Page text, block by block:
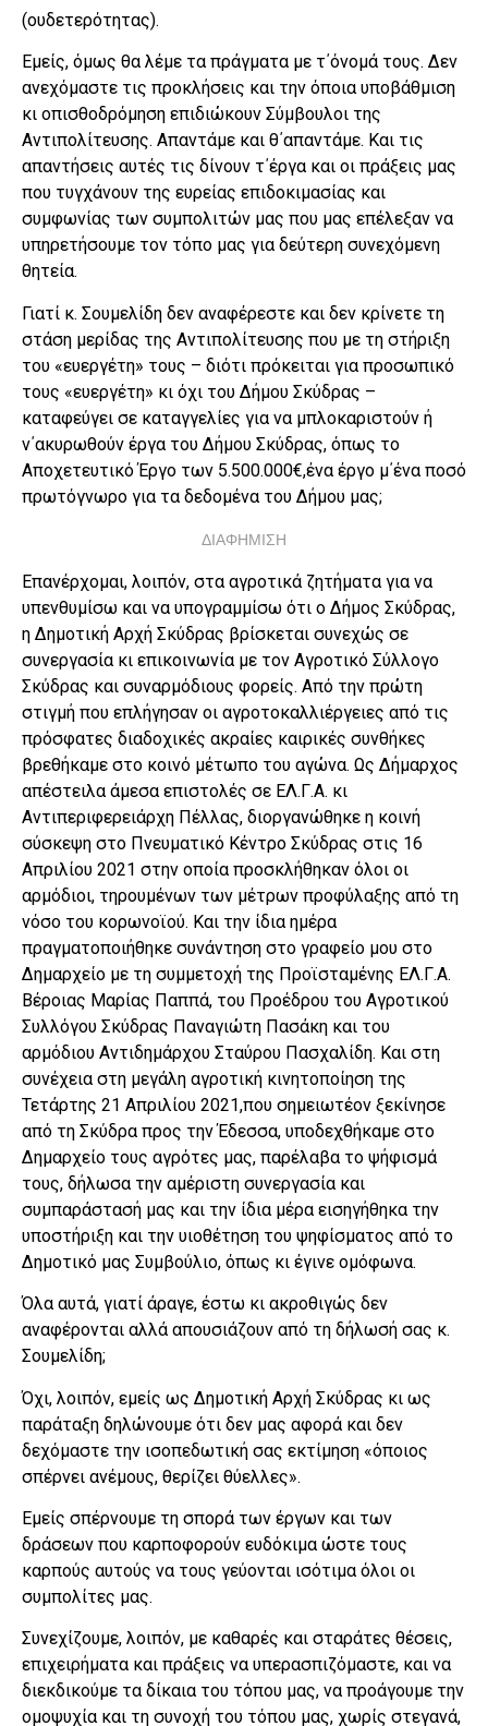
(ουδετερότητας).
Εμείς, όμως θα λέμε τα πράγματα με τ΄όνομά τους. Δεν
ανεχόμαστε τις προκλήσεις και την όποια υποβάθμιση
κι οπισθοδρόμηση επιδιώκουν Σύμβουλοι της
Αντιπολίτευσης. Απαντάμε και θ΄απαντάμε. Και τις
απαντήσεις αυτές τις δίνουν τ΄έργα και οι πράξεις μας
που τυγχάνουν της ευρείας επιδοκιμασίας και
συμφωνίας των συμπολιτών μας που μας επέλεξαν να
υπηρετήσουμε τον τόπο μας για δεύτερη συνεχόμενη
θητεία.
Γιατί κ. Σουμελίδη δεν αναφέρεστε και δεν κρίνετε τη
στάση μερίδας της Αντιπολίτευσης που με τη στήριξη
του «ευεργέτη» τους – διότι πρόκειται για προσωπικό
τους «ευεργέτη» κι όχι του Δήμου Σκύδρας –
καταφεύγει σε καταγγελίες για να μπλοκαριστούν ή
ν΄ακυρωθούν έργα του Δήμου Σκύδρας, όπως το
Αποχετευτικό Έργο των 5.500.000€,ένα έργο μ΄ένα ποσό
πρωτόγνωρο για τα δεδομένα του Δήμου μας;
ΔΙΑΦΗΜΙΣΗ
Επανέρχομαι, λοιπόν, στα αγροτικά ζητήματα για να
υπενθυμίσω και να υπογραμμίσω ότι ο Δήμος Σκύδρας,
η Δημοτική Αρχή Σκύδρας βρίσκεται συνεχώς σε
συνεργασία κι επικοινωνία με τον Αγροτικό Σύλλογο
Σκύδρας και συναρμόδιους φορείς. Από την πρώτη
στιγμή που επλήγησαν οι αγροτοκαλλιέργειες από τις
πρόσφατες διαδοχικές ακραίες καιρικές συνθήκες
βρεθήκαμε στο κοινό μέτωπο του αγώνα. Ως Δήμαρχος
απέστειλα άμεσα επιστολές σε ΕΛ.Γ.Α. κι
Αντιπεριφερειάρχη Πέλλας, διοργανώθηκε η κοινή
σύσκεψη στο Πνευματικό Κέντρο Σκύδρας στις 16
Απριλίου 2021 στην οποία προσκλήθηκαν όλοι οι
αρμόδιοι, τηρουμένων των μέτρων προφύλαξης από τη
νόσο του κορωνοϊού. Και την ίδια ημέρα
πραγματοποιήθηκε συνάντηση στο γραφείο μου στο
Δημαρχείο με τη συμμετοχή της Προϊσταμένης ΕΛ.Γ.Α.
Βέροιας Μαρίας Παππά, του Προέδρου του Αγροτικού
Συλλόγου Σκύδρας Παναγιώτη Πασάκη και του
αρμόδιου Αντιδημάρχου Σταύρου Πασχαλίδη. Και στη
συνέχεια στη μεγάλη αγροτική κινητοποίηση της
Τετάρτης 21 Απριλίου 2021,που σημειωτέον ξεκίνησε
από τη Σκύδρα προς την Έδεσσα, υποδεχθήκαμε στο
Δημαρχείο τους αγρότες μας, παρέλαβα το ψήφισμά
τους, δήλωσα την αμέριστη συνεργασία και
συμπαράστασή μας και την ίδια μέρα εισηγήθηκα την
υποστήριξη και την υιοθέτηση του ψηφίσματος από το
Δημοτικό μας Συμβούλιο, όπως κι έγινε ομόφωνα.
Όλα αυτά, γιατί άραγε, έστω κι ακροθιγώς δεν
αναφέρονται αλλά απουσιάζουν από τη δήλωσή σας κ.
Σουμελίδη;
Όχι, λοιπόν, εμείς ως Δημοτική Αρχή Σκύδρας κι ως
παράταξη δηλώνουμε ότι δεν μας αφορά και δεν
δεχόμαστε την ισοπεδωτική σας εκτίμηση «όποιος
σπέρνει ανέμους, θερίζει θύελλες».
Εμείς σπέρνουμε τη σπορά των έργων και των
δράσεων που καρποφορούν ευδόκιμα ώστε τους
καρπούς αυτούς να τους γεύονται ισότιμα όλοι οι
συμπολίτες μας.
Συνεχίζουμε, λοιπόν, με καθαρές και σταράτες θέσεις,
επιχειρήματα και πράξεις να υπερασπιζόμαστε, και να
διεκδικούμε τα δίκαια του τόπου μας, να προάγουμε την
ομοψυχία και τη συνοχή του τόπου μας, χωρίς στεγανά,